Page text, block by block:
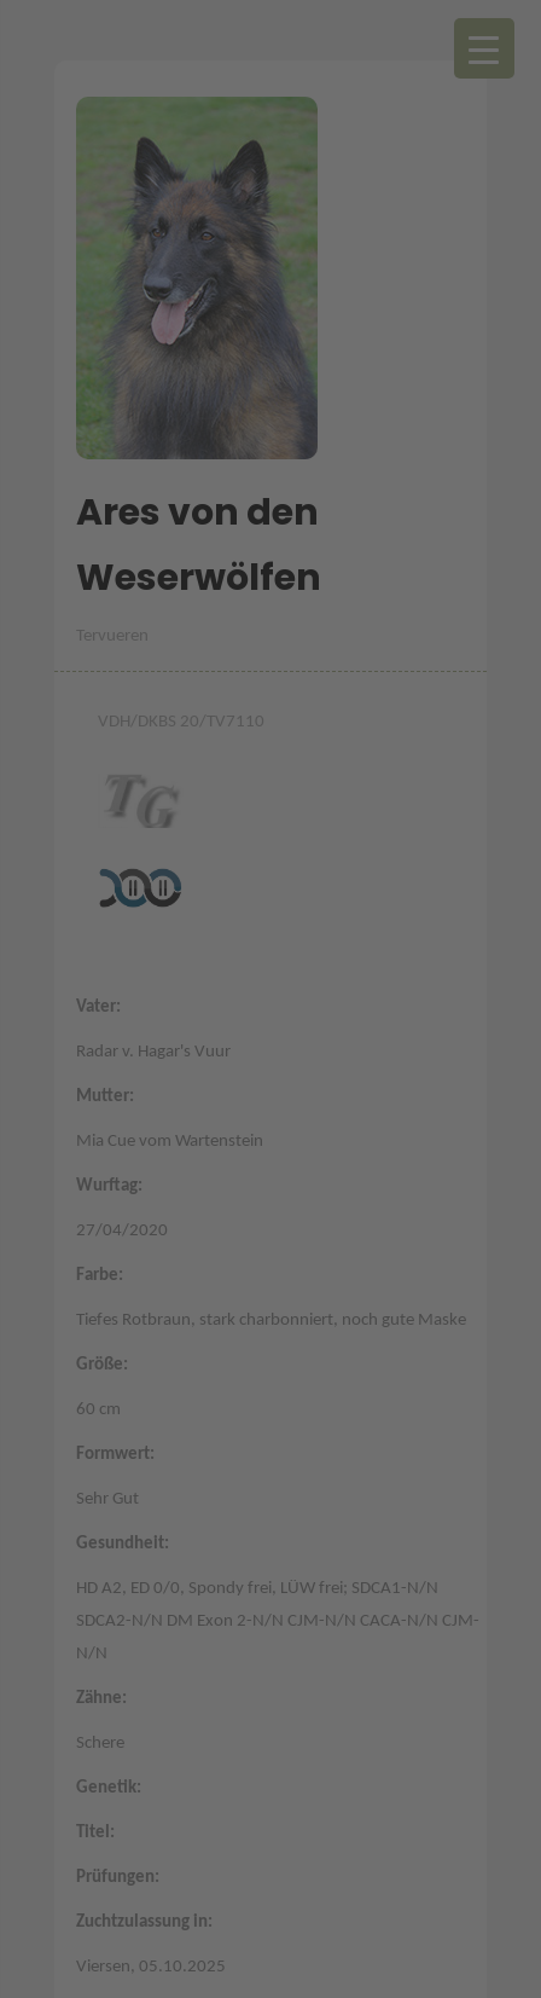
Ares von den
Weserwölfen
Tervueren
VDH/DKBS 20/TV7110
Vater:
Radar v. Hagar's Vuur
Mutter:
Mia Cue vom Wartenstein
Wurftag:
27/04/2020
Farbe:
Tiefes Rotbraun, stark charbonniert, noch gute Maske
Größe:
60 cm
Formwert:
Sehr Gut
Gesundheit:
HD A2, ED 0/0, Spondy frei, LÜW frei; SDCA1-N/N
SDCA2-N/N DM Exon 2-N/N CJM-N/N CACA-N/N CJM-
N/N
Zähne:
Schere
Genetik:
Titel:
Prüfungen:
Zuchtzulassung in:
Viersen, 05.10.2025